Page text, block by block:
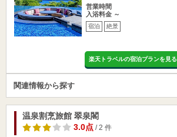
営業時間
入浴料金 ～
宿泊 絶景
楽天トラベルの宿泊プランを見る
関連情報から探す
温泉割烹旅館 翠泉閣
3.0点/ 2 件